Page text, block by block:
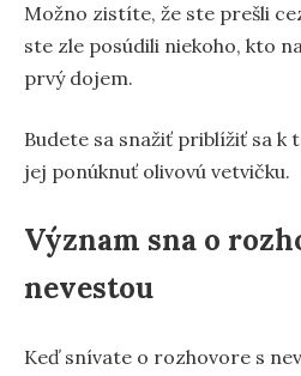
Možno zistíte, že ste prešli
ste zle posúdili niekoho, kto
prvý dojem.
Budete sa snažiť priblížiť sa k
jej ponúknuť olivovú vetvičku.
Význam sna o
nevestou
Keď snívate o rozhovore s